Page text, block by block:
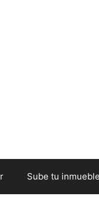
Sube tu inmueble